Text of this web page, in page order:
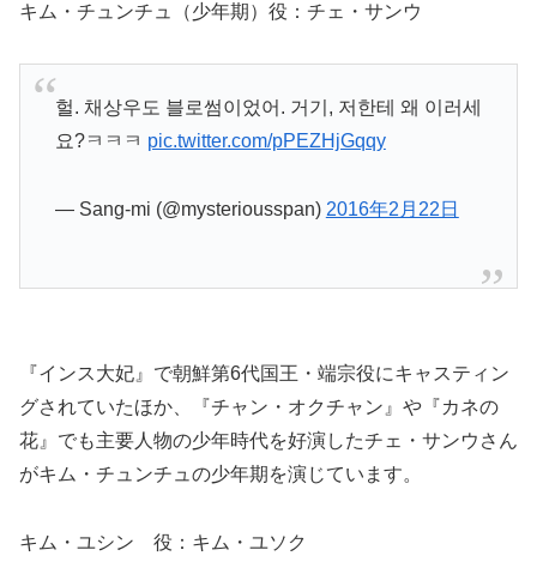
キム・チュンチュ（少年期）役：チェ・サンウ
헐. 채상우도 블로썸이었어. 거기, 저한테 왜 이러세
요?ㅋㅋㅋ pic.twitter.com/pPEZHjGqqy
— Sang-mi (@mysteriousspan) 2016年2月22日
『インス大妃』で朝鮮第6代国王・端宗役にキャスティン
グされていたほか、『チャン・オクチャン』や『カネの
花』でも主要人物の少年時代を好演したチェ・サンウさん
がキム・チュンチュの少年期を演じています。
キム・ユシン 役：キム・ユソク